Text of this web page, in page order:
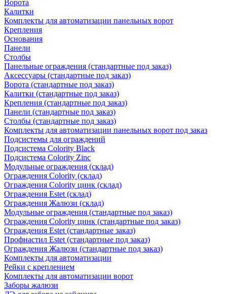
Ворота
Калитки
Комплекты для автоматизации панельных ворот
Крепления
Основания
Панели
Столбы
Панельные ограждения (стандартные под заказ)
Аксессуары (стандартные под заказ)
Ворота (стандартные под заказ)
Калитки (стандартные под заказ)
Крепления (стандартные под заказ)
Панели (стандартные под заказ)
Столбы (стандартные под заказ)
Комплекты для автоматизации панельных ворот под заказ
Подсистемы для ограждений
Подсистема Colority Black
Подсистема Colority Zinc
Модульные ограждения (склад)
Ограждения Colority (склад)
Ограждения Colority цинк (склад)
Ограждения Estet (склад)
Ограждения Жалюзи (склад)
Модульные ограждения (стандартные под заказ)
Ограждения Colority цинк (стандартные под заказ)
Ограждения Estet (стандартные заказ)
Профнастил Estet (стандартные под заказ)
Ограждения Жалюзи (стандартные под заказ)
Комплекты для автоматизации
Рейки с креплением
Комплекты для автоматизации ворот
Заборы жалюзи